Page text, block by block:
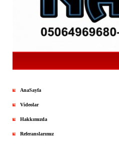
AnaSayfa
Videolar
Hakkımızda
Referanslarımız